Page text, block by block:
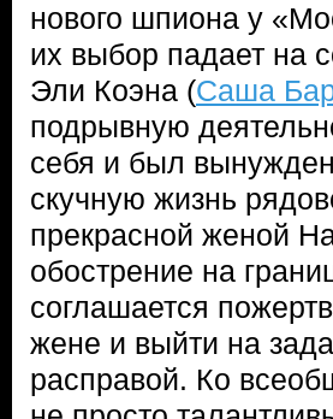
нового шпиона у
их выбор падает на
Эли Коэна (Саша
подрывную
себя и был
скучную жизнь
прекрасной женой
обострение на
соглашается
жене и выйти на
расправой. Ко